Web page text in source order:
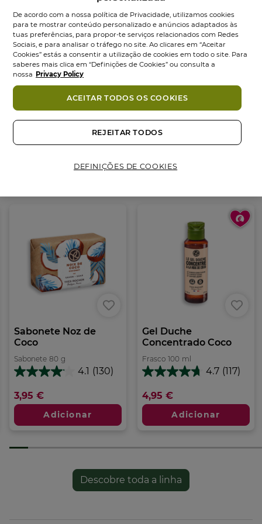
ingredientes naturais e é 98% biodegradável.
Formato generoso, ideal para o dia a dia.
CONSELHOS UTILIZAÇÃO:
Aplica sobre a pele molhada, massaja e enxagua.
Não ingerir.
COMPROMISSO COSMÉTIQUE VÉGÉTALE®
• 95% de ingredientes de origem natural
• Fórmula Vegan, sem derivados de origem animal
• Sem sufractantes de sulfatos e sem sabão
Frasco 400.00
Também podes gostar
Sabonete Noz de
Coco
Sabonete 80 g
4.1 (130)
4.1
5
estrelas.
análises
3,95 €
Adicionar
Gel Duche
Concentrado Coco
Frasco 100 ml
4.7 (117)
4.7
5
estrelas.
análises
4,95 €
Adicionar
Descobre toda a linha
De acordo com a nossa política de Privacidade, utilizamos cookies
para te mostrar conteúdo personalizado e anúncios adaptados às
tuas preferências, para propor-te serviços relacionados com Redes
Sociais, e para analisar o tráfego no site. Ao clicares em “Aceitar
Cookies” estás a consentir a utilização de cookies em todo o site. Para
saberes mais clica em “Definições de Cookies” ou consulta a
nossa Privacy Policy
DEFINIÇÕES DE COOKIES
REJEITAR TODOS
ACEITAR TODOS OS COOKIES